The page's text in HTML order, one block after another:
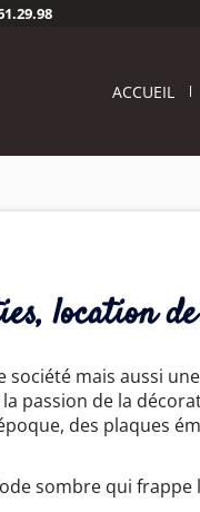
ACCUEIL
location
société mais aussi
passion de la
des plaques
sombre qui